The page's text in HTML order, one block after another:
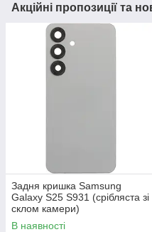
Акційні пропозиції та
Задня кришка Samsung
Galaxy S25 S931 (срібляста зі
склом камери)
В наявності